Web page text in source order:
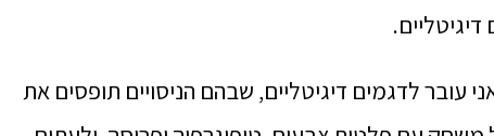
עובר לדגמים דיגיטליים, שבהם הניסויים תופסים את